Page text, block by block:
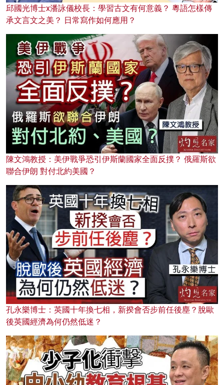
邱國光博士x潘詠儀校長：學習古文有何意義？ 粵語怎樣傳
承文言文之美？ 日常寫作如何應用？
陳文鴻教授：美伊戰爭恐引伊斯蘭國家全面反撲？ 俄羅斯欲
聯合伊朗 對付北約美國？
孔永樂博士：英國十年換七相，新揆會否步前任後塵？脫歐
後英國經濟為何仍然低迷？